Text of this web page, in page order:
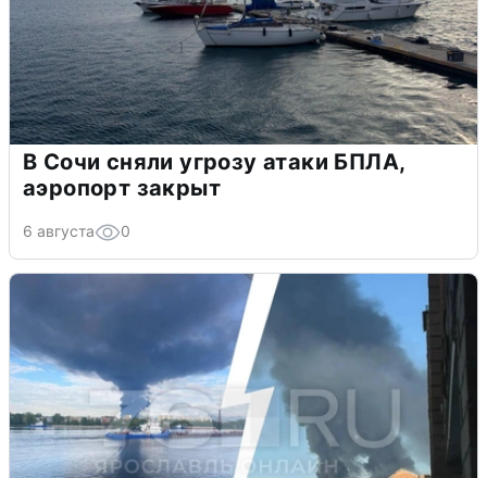
В Сочи сняли угрозу атаки БПЛА,
аэропорт закрыт
6 августа 0